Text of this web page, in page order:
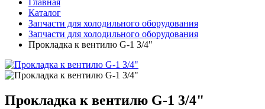
Главная
Каталог
Запчасти для холодильного оборудования
Запчасти для холодильного оборудования
Прокладка к вентилю G-1 3/4"
Прокладка к вентилю G-1 3/4"